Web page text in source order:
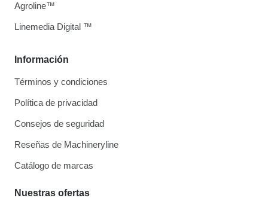
Información
Términos y condiciones
Política de privacidad
Consejos de seguridad
Reseñas de Machineryline
Catálogo de marcas
Nuestras ofertas
Agroline™
Linemedia Digital ™